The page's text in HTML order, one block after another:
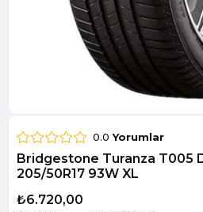
0.0 Yorumlar
Bridgestone Turanza T005
205/50R17 93W XL
₺6.720,00